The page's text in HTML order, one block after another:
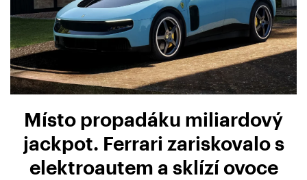
Místo propadáku miliardový
jackpot. Ferrari zariskovalo s
elektroautem a sklízí ovoce